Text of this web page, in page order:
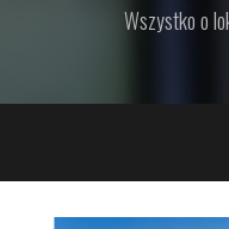
Wszystko o